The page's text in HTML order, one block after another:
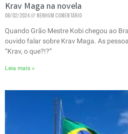
Krav Maga na novela
08/02/2024 Nenhum comentário
Quando Grão Mestre Kobi chegou ao
ouvido falar sobre Krav Maga. As
“Krav, o que?!?”
Leia mais »